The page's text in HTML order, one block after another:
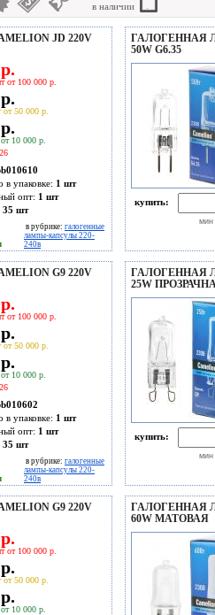
в наличии
JD 220V
от 100 000 р.
от 50 000 р.
10 000 р.
в упаковке: 1 шт
опт: 1 шт
35 шт
в рубрике: галогенные
лампы-капсулы 220-
240в
ГАЛОГЕННАЯ
50W G6.35
купить:
мин
G9 220V
от 100 000 р.
от 50 000 р.
10 000 р.
в упаковке: 1 шт
опт: 1 шт
35 шт
в рубрике: галогенные
лампы-капсулы 220-
240в
ГАЛОГЕННАЯ
25W
купить:
мин
G9 220V
от 100 000 р.
от 50 000 р.
10 000 р.
ГАЛОГЕННАЯ
60W МАТОВАЯ